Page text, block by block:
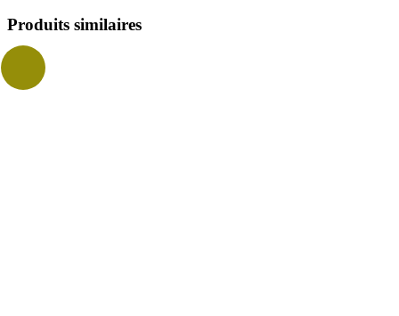
Produits similaires